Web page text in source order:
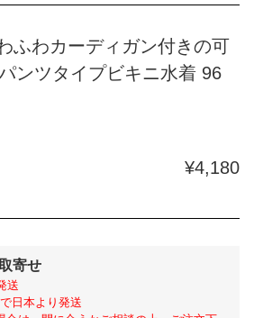
ふわカーディガン付きの可
ンツタイプビキニ水着 96
¥4,180
寄せ
送
日本より発送